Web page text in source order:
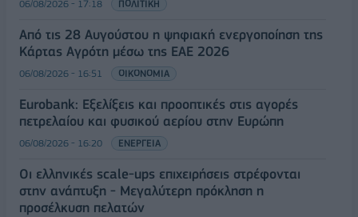
06/08/2026 - 17:18 ΠΟΛΙΤΙΚΗ
Από τις 28 Αυγούστου η ψηφιακή ενεργοποίηση της
Κάρτας Αγρότη μέσω της ΕΑΕ 2026
06/08/2026 - 16:51 ΟΙΚΟΝΟΜΙΑ
Eurobank: Εξελίξεις και προοπτικές στις αγορές
πετρελαίου και φυσικού αερίου στην Ευρώπη
06/08/2026 - 16:20 ΕΝΕΡΓΕΙΑ
Οι ελληνικές scale-ups επιχειρήσεις στρέφονται
στην ανάπτυξη - Μεγαλύτερη πρόκληση η
προσέλκυση πελατών